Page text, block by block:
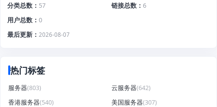
分类总数
57 链接总数
6
用户总数
0
最后更新
2026-08-07
热门标签
服务器(803) 云服务器(642)
香港服务器(540) 美国服务器(307)